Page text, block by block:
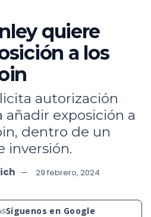
quiere
a los
autorización
añadir exposición a
dentro de un
inversión.
29 febrero, 2024
Síguenos en Google